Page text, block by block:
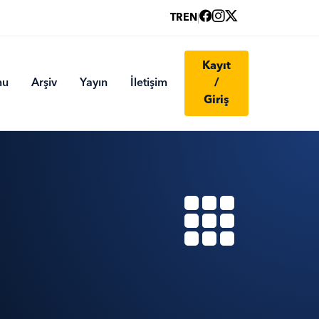
TR EN
Arşiv Yayın İletişim
Kayıt
/
Giriş